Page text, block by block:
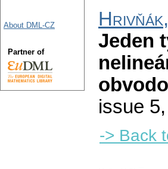
Jeden
issue 5,
-> Back
About DML-CZ
Partner of